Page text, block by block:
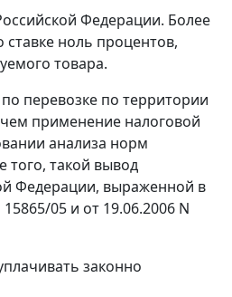
Федерации. Более
ноль процентов,
товара.
перевозке по территории
чем применение налоговой
анализа норм
того, такой вывод
Федерации, выраженной в
15865/05 и от 19.06.2006 N
законно